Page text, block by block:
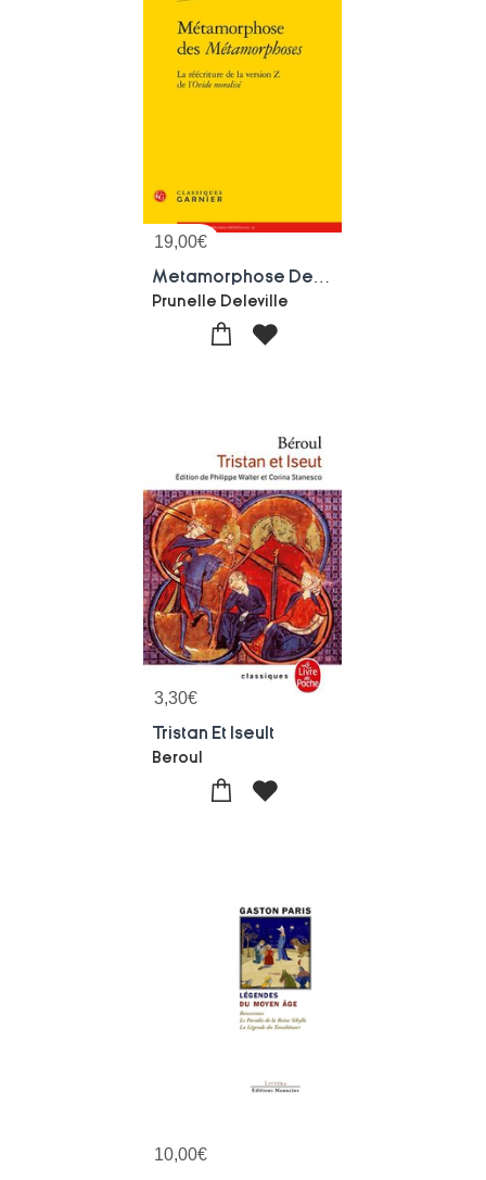
19,00€
Prunelle Deleville
3,30€
Tristan Et Iseult
Beroul
10,00€